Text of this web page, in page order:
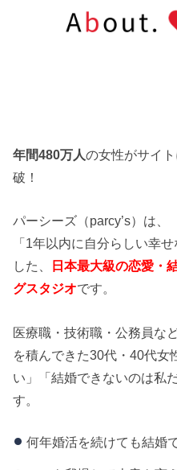
年間480万人の女性がサイ
破！
パーシーズ（parcy’s）は、
「1年以内に自分らしい幸
した、
日本最大級の恋愛・
グスタジオです。
医療職・技術職・公務員な
を積んできた30代・40代女
い」「結婚できないのは私
す。
何年婚活を続けても結婚